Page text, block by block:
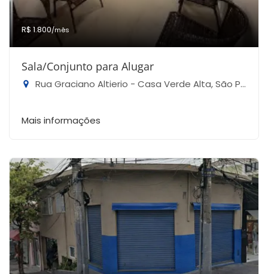
R$ 1.800/mês
Sala/Conjunto para Alugar
Rua Graciano Altierio - Casa Verde Alta, São Paulo-SP
Mais informações